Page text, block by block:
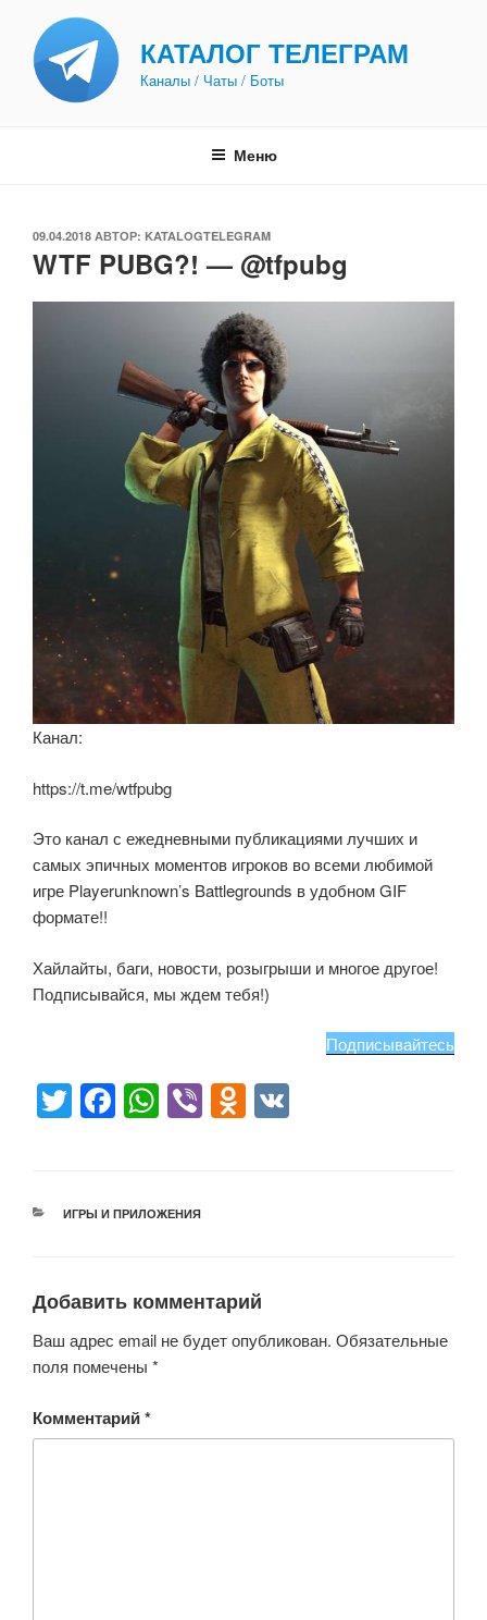
содержимому
КАТАЛОГ ТЕЛЕГРАМ
Каналы / Чаты / Боты
Меню
ОПУБЛИКОВАНО
09.04.2018 АВТОР: KATALOGTELEGRAM
WTF PUBG?! — @tfpubg
Канал:
https://t.me/wtfpubg
Это канал с ежедневными публикациями лучших и
самых эпичных моментов игроков во всеми любимой
игре Playerunknown’s Battlegrounds в удобном GIF
формате!!
Хайлайты, баги, новости, розыгрыши и многое другое!
Подписывайся, мы ждем тебя!)
Подписывайтесь
T
wi
er
F
a
e
o
k
W
h
s
p
Vi
b
O
d
ss
ni
РУБРИКИ
ИГРЫ И ПРИЛОЖЕНИЯ
Добавить комментарий
Ваш адрес email не будет опубликован. Обязательные
поля помечены *
Комментарий*